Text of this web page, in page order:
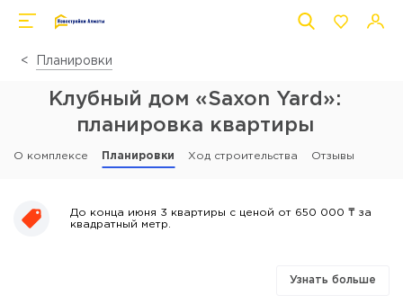
Планировки
Клубный дом «Saxon Yard»:
планировка квартиры
О комплексе Планировки Ход строительства Отзывы
До конца июня 3 квартиры с ценой от 650 000 ₸ за
квадратный метр.
Узнать больше